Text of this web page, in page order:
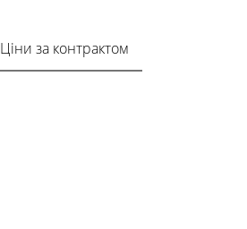
Ціни за контрактом